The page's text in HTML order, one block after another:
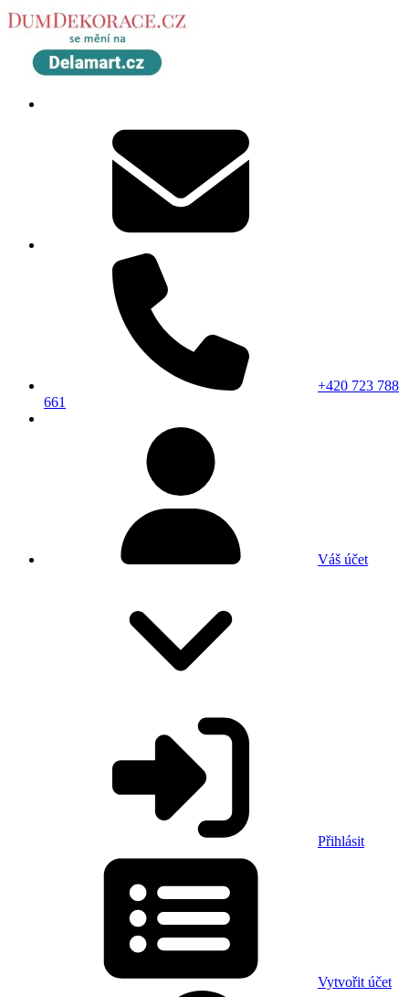
+420 723 788
661
Váš účet
Přihlásit
Vytvořit účet